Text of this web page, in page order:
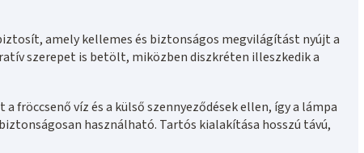
amely kellemes és biztonságos megvilágítást nyújt a
szerepet is betölt, miközben diszkréten illeszkedik a
fröccsenő víz és a külső szennyeződések ellen, így a lámpa
használható. Tartós kialakítása hosszú távú,